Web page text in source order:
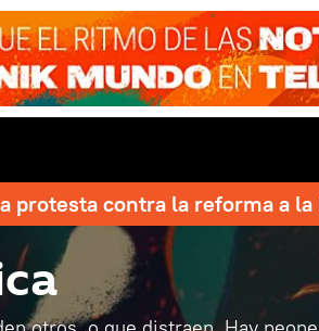
protesta contra la reforma a la